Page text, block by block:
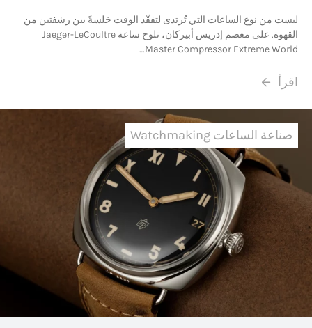
ليست من نوع الساعات التي تُرتدى لتفقّد الوقت خلسةً بين رشفتين من
القهوة. على معصم إدريس أبيركان، تلوح ساعة Jaeger-LeCoultre
Master Compressor Extreme World…
اقرأ
صناعة الساعات Watchmaking